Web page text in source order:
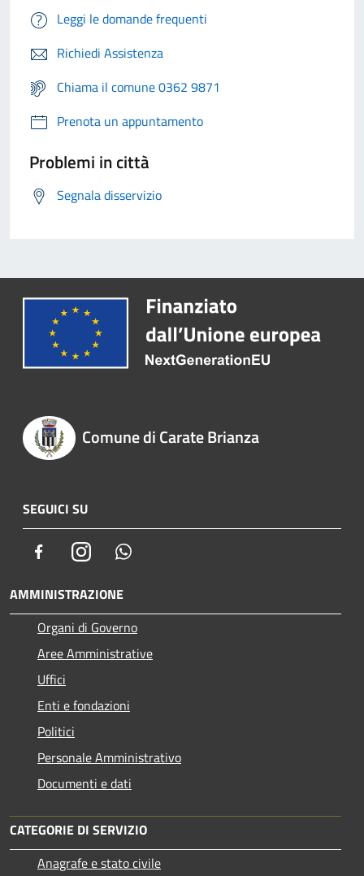
Leggi le domande frequenti
Richiedi Assistenza
Chiama il comune 0362 9871
Prenota un appuntamento
Problemi in città
Segnala disservizio
Comune di Carate Brianza
SEGUICI SU
FacebookInstagram
AMMINISTRAZIONE
Organi di Governo
Aree Amministrative
Uffici
Enti e fondazioni
Politici
Personale Amministrativo
Documenti e dati
CATEGORIE DI SERVIZIO
Anagrafe e stato civile